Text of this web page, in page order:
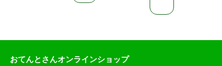
おてんとさんオンラインショップ